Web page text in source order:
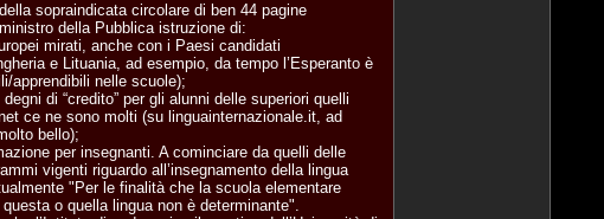
sopraindicata circolare di ben 44 pagine
della Pubblica istruzione di:
mirati, anche con i Paesi candidati
e Lituania, ad esempio, da tempo l’Esperanto è
apprendibili nelle scuole);
di “credito” per gli alunni delle superiori quelli
ce ne sono molti (su linguainternazionale.it, ad
bello);
per insegnanti. A cominciare da quelli delle
vigenti riguardo all’insegnamento della lingua
"Per le finalità che la scuola elementare
o quella lingua non è determinante".